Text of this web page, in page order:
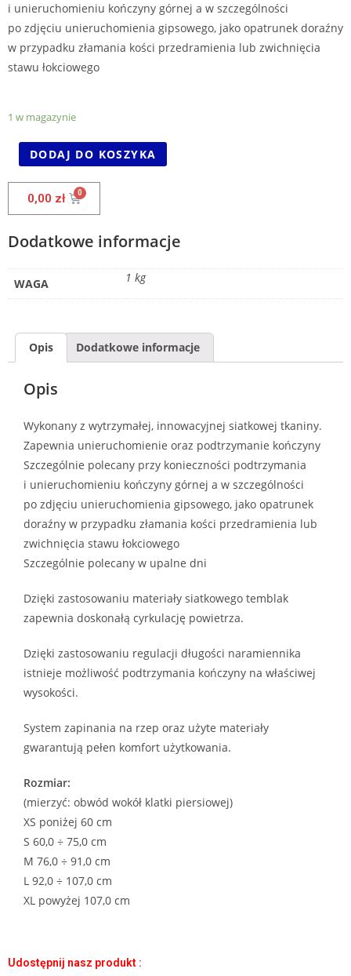
i unieruchomieniu kończyny górnej a w szczególności
po zdjęciu unieruchomienia gipsowego, jako opatrunek doraźny
w przypadku złamania kości przedramienia lub zwichnięcia
stawu łokciowego
1 w magazynie
DODAJ DO KOSZYKA
0,00 zł
Dodatkowe informacje
WAGA 1 kg
Opis Dodatkowe informacje
Opis
Wykonany z wytrzymałej, innowacyjnej siatkowej tkaniny.
Zapewnia unieruchomienie oraz podtrzymanie kończyny
Szczególnie polecany przy konieczności podtrzymania
i unieruchomieniu kończyny górnej a w szczególności
po zdjęciu unieruchomienia gipsowego, jako opatrunek
doraźny w przypadku złamania kości przedramienia lub
zwichnięcia stawu łokciowego
Szczególnie polecany w upalne dni
Dzięki zastosowaniu materiały siatkowego temblak
zapewnia doskonałą cyrkulację powietrza.
Dzięki zastosowaniu regulacji długości naramiennika
istnieje możliwość podtrzymania kończyny na właściwej
wysokości.
System zapinania na rzep oraz użyte materiały
gwarantują pełen komfort użytkowania.
Rozmiar:
(mierzyć: obwód wokół klatki piersiowej)
XS poniżej 60 cm
S 60,0 ÷ 75,0 cm
M 76,0 ÷ 91,0 cm
L 92,0 ÷ 107,0 cm
XL powyżej 107,0 cm
Udostępnij nasz produkt :